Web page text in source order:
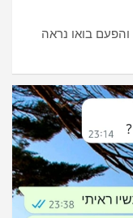
והפעם בואו נראה